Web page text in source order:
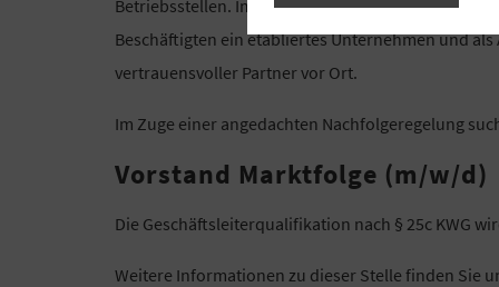
Betriebsstellen. Im tourismusstarken oberen
Beschäftigten ein etabliertes Unternehmen und
vertrauensvoller Partner vor Ort.
Im Zuge einer angedachten Nachfolgeregelung
Vorstand Marktfolge (m/w/d)
Die Geschäftsleiterqualifikation nach § 25c KWG
Weitere Informationen zu dieser Stelle finden Sie